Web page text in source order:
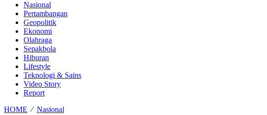
Nasional
Pertambangan
Geopolitik
Ekonomi
Olahraga
Sepakbola
Hiburan
Lifestyle
Teknologi & Sains
Video Story
Report
HOME ⁄ Nasional